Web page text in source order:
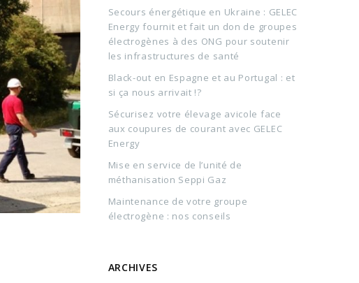
Secours énergétique en Ukraine : GELEC
Energy fournit et fait un don de groupes
électrogènes à des ONG pour soutenir
les infrastructures de santé
Black-out en Espagne et au Portugal : et
si ça nous arrivait !?
Sécurisez votre élevage avicole face
aux coupures de courant avec GELEC
Energy
Mise en service de l’unité de
méthanisation Seppi Gaz
Maintenance de votre groupe
électrogène : nos conseils
ARCHIVES